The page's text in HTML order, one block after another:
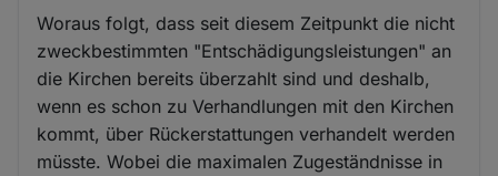
Woraus folgt, dass seit diesem Zeitpunkt die nicht
zweckbestimmten "Entschädigungsleistungen" an
die Kirchen bereits überzahlt sind und deshalb,
wenn es schon zu Verhandlungen mit den Kirchen
kommt, über Rückerstattungen verhandelt werden
müsste. Wobei die maximalen Zugeständnisse in